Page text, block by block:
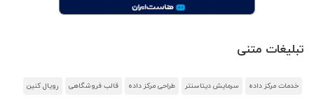
تبلیغات متنی
خدمات مرکز داده سرمایش دیتاسنتر طراحی مرکز داده قالب فروشگاهی رویال کنین